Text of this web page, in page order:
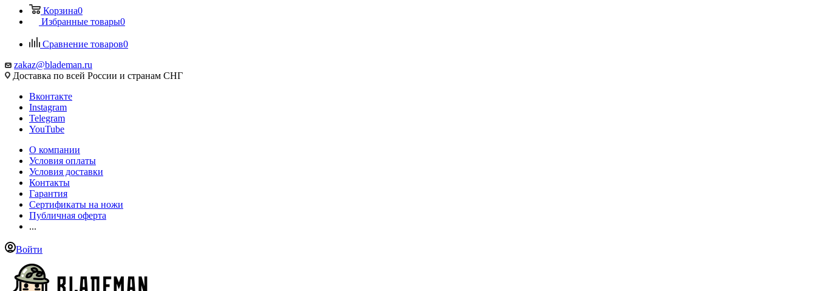
Корзина0
Избранные товары0
Сравнение товаров0
zakaz@blademan.ru
Доставка по всей России и странам СНГ
Вконтакте
Instagram
Telegram
YouTube
О компании
Условия оплаты
Условия доставки
Контакты
Гарантия
Сертификаты на ножи
Публичная оферта
...
Войти